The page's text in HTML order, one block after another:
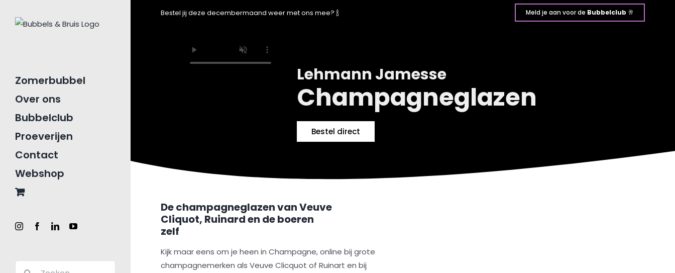
naar
Zomerbubbel
Over ons
Bubbelclub
Proeverijen
Contact
Webshop
InstagramFacebookLinkedInYouTube
Bestel jij deze decembermaand weer met ons mee? 🍾 Meld je aan voor de Bubbelclub 🥂
Lehmann Jamesse
Champagneglazen
Bestel direct
De champagneglazen van Veuve
Cliquot, Ruinard en de boeren
zelf
Kijk maar eens om je heen in Champagne, online bij grote
champagnemerken als Veuve Clicquot of Ruinart en bij